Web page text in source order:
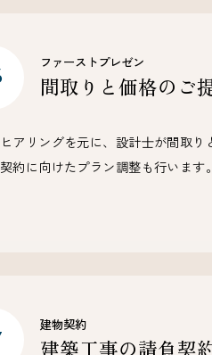
ファーストプレゼン
間取りと価格のご
ヒアリングを元に、設計⼠が間取
契約に向けたプラン調整も行います。
建物契約
建築工事の請負契